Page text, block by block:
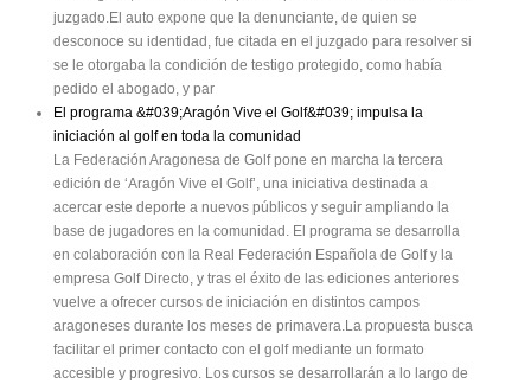
juzgado.El auto expone que la denunciante, de quien se
desconoce su identidad, fue citada en el juzgado para resolver si
se le otorgaba la condición de testigo protegido, como había
pedido el abogado, y par
El programa &#039;Aragón Vive el Golf&#039; impulsa la
iniciación al golf en toda la comunidad
La Federación Aragonesa de Golf pone en marcha la tercera
edición de ‘Aragón Vive el Golf’, una iniciativa destinada a
acercar este deporte a nuevos públicos y seguir ampliando la
base de jugadores en la comunidad. El programa se desarrolla
en colaboración con la Real Federación Española de Golf y la
empresa Golf Directo, y tras el éxito de las ediciones anteriores
vuelve a ofrecer cursos de iniciación en distintos campos
aragoneses durante los meses de primavera.La propuesta busca
facilitar el primer contacto con el golf mediante un formato
accesible y progresivo. Los cursos se desarrollarán a lo largo de